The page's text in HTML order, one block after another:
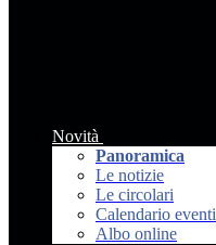
Novità
Panoramica
Le notizie
Le circolari
Calendario eventi
Albo online